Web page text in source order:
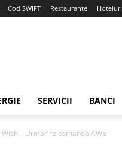
Cod SWIFT Restaurante Hoteluri
SERVICII BANCI
– Urmarire comanda AWB